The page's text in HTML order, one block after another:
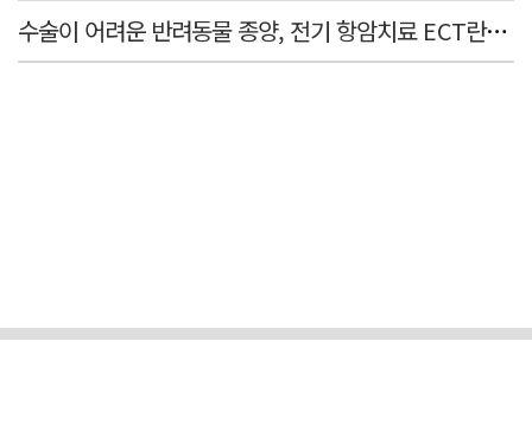
수술이 어려운 반려동물 종양, 전기 항암치료 ECT란? [반려동물 건강톡톡]